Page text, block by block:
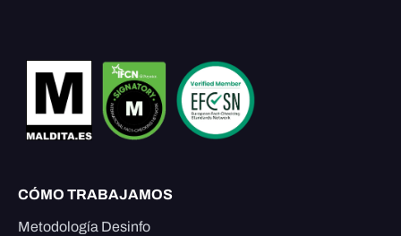
CÓMO TRABAJAMOS
Metodología Desinfo